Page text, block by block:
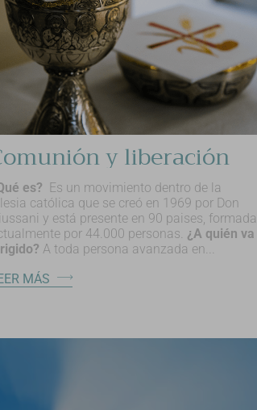
y liberación
es? Es un movimiento dentro de la
católica que se creó en 1969 por Don
y está presente en 90 paises, formada
por 44.000 personas. ¿A quién va
A toda persona avanzada en...
MÁS